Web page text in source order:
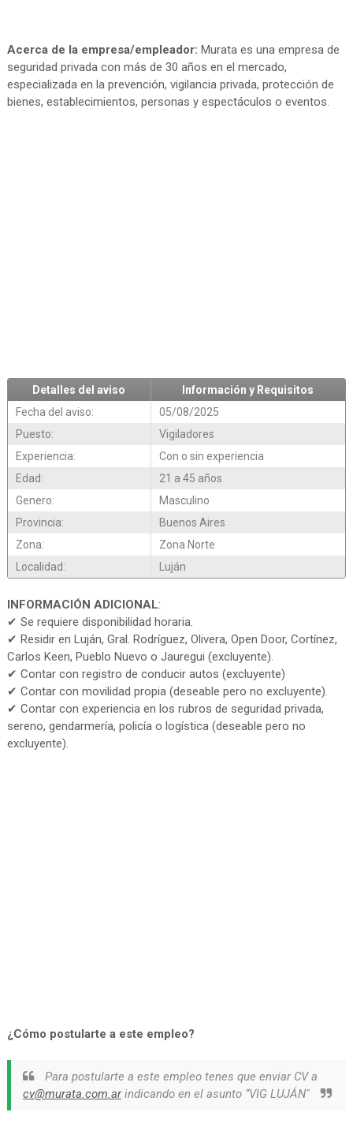
Acerca de la empresa/empleador: Murata es una empresa de
seguridad privada con más de 30 años en el mercado,
especializada en la prevención, vigilancia privada, protección de
bienes, establecimientos, personas y espectáculos o eventos.
Detalles del aviso
Información y Requisitos
Fecha del aviso:
05/08/2025
Puesto:
Vigiladores
Experiencia:
Con o sin experiencia
Edad:
21 a 45 años
Genero:
Masculino
Provincia:
Buenos Aires
Zona:
Zona Norte
Localidad:
Luján
INFORMACIÓN ADICIONAL:
✔ Se requiere disponibilidad horaria.
✔ Residir en Luján, Gral. Rodríguez, Olivera, Open Door, Cortínez,
Carlos Keen, Pueblo Nuevo o Jauregui (excluyente).
✔ Contar con registro de conducir autos (excluyente)
✔ Contar con movilidad propia (deseable pero no excluyente).
✔ Contar con experiencia en los rubros de seguridad privada,
sereno, gendarmería, policía o logística (deseable pero no
excluyente).
¿Cómo postularte a este empleo?
Para postularte a este empleo tenes que enviar CV a
cv@murata.com.arindicando en el asunto “VIG LUJÁN"